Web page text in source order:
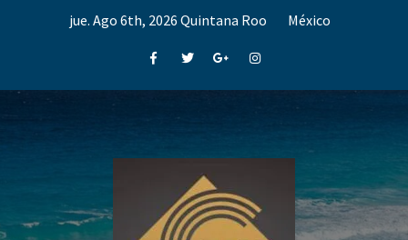
jue. Ago 6th, 2026 Quintana Roo México
FacebookTwitterGoogle+Instagram